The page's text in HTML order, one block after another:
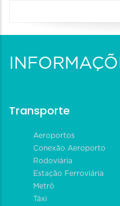
Transporte
Aeroportos
Conexão Aeroporto
Rodoviária
Estação Ferroviária
Metrô
Táxi